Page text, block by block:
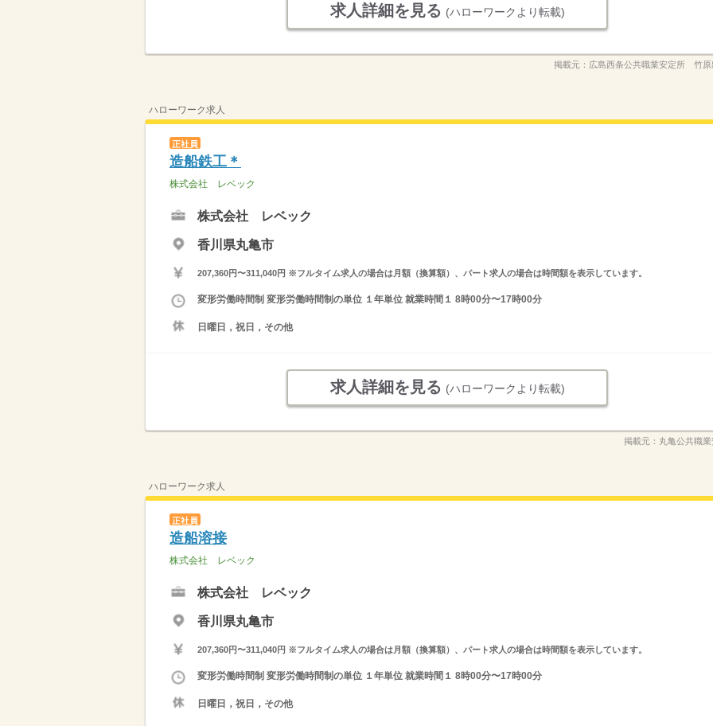
求人詳細を見る (ハローワークより転載)
掲載元： 広島西条公共職業安定所 竹原
ハローワーク求人
正社員
造船鉄工＊
株式会社 レベック
株式会社 レベック
香川県丸亀市
207,360円〜311,040円 ※フルタイム求人の場合は月額（換算額）、パート求人の場合は時間額を表示しています。
変形労働時間制 変形労働時間制の単位 １年単位 就業時間１ 8時00分〜17時00分
日曜日，祝日，その他
求人詳細を見る (ハローワークより転載)
掲載元： 丸亀公共職
ハローワーク求人
正社員
造船溶接
株式会社 レベック
株式会社 レベック
香川県丸亀市
207,360円〜311,040円 ※フルタイム求人の場合は月額（換算額）、パート求人の場合は時間額を表示しています。
変形労働時間制 変形労働時間制の単位 １年単位 就業時間１ 8時00分〜17時00分
日曜日，祝日，その他